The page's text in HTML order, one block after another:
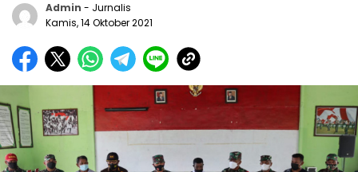
Admin - Jurnalis
Kamis, 14 Oktober 2021